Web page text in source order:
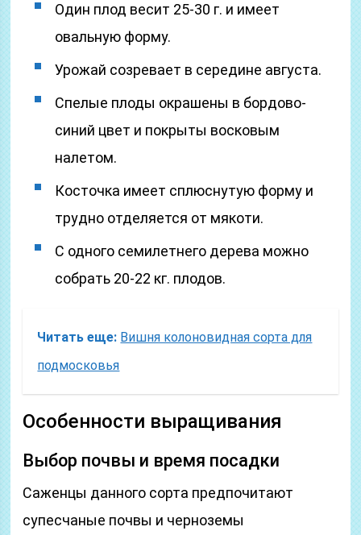
Один плод весит 25-30 г. и имеет
овальную форму.
Урожай созревает в середине августа.
Спелые плоды окрашены в бордово-
синий цвет и покрыты восковым
налетом.
Косточка имеет сплюснутую форму и
трудно отделяется от мякоти.
С одного семилетнего дерева можно
собрать 20-22 кг. плодов.
Читать еще: Вишня колоновидная сорта для
подмосковья
Особенности выращивания
Выбор почвы и время посадки
Саженцы данного сорта предпочитают
супесчаные почвы и черноземы